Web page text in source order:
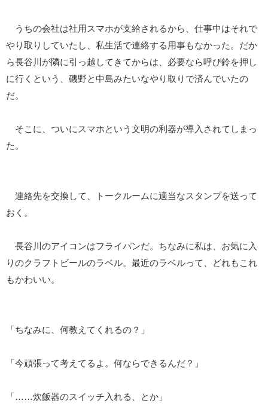
うちの会社は社用スマホが支給されるから、仕事中はそれで
やり取りしていたし、私生活で連絡する用事もなかった。だか
ら長谷川が隣に引っ越してきてからは、必要なら呼び鈴を押し
に行くという、磯野と中島みたいなやり取りで済んでいたの
だ。
そこに、ついにスマホという文明の利器が導入されてしまっ
た。
連絡先を交換して、トークルームに適当なスタンプを送って
おく。
長谷川のアイコンはフライパンだ。ちなみに私は、お気に入
りのクラフトビールのラベル。最近のラベルって、どれもこれ
もかわいい。
「ちなみに、何教えてくれるの？」
「今頑張って考えてるよ。何ならできるんだ？」
「……炊飯器のスイッチ入れる、とか」